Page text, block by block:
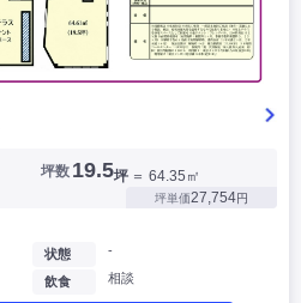
坪数 19.5坪 ＝ 64.35㎡
坪単価27,754円
状態 -
飲食 相談